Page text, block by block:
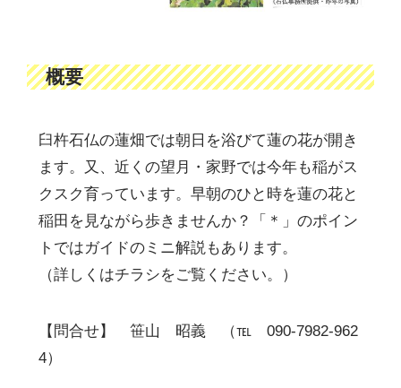
概要
臼杵石仏の蓮畑では朝日を浴びて蓮の花が開き
ます。又、近くの望月・家野では今年も稲がス
クスク育っています。早朝のひと時を蓮の花と
稲田を見ながら歩きませんか？「＊」のポイン
トではガイドのミニ解説もあります。
（詳しくはチラシをご覧ください。）
【問合せ】 笹山 昭義 （℡ 090-7982-962
4）